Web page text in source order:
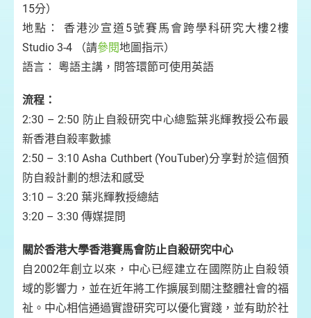
15分）
地點： 香港沙宣道5號賽馬會跨學科研究大樓2樓
Studio 3-4 （請參閱地圖指示）
語言： 粵語主講，問答環節可使用英語
流程：
2:30 – 2:50 防止自殺研究中心總監葉兆輝教授公布最
新香港自殺率數據
2:50 – 3:10 Asha Cuthbert (YouTuber)分享對於這個預
防自殺計劃的想法和感受
3:10 – 3:20 葉兆輝教授總結
3:20 – 3:30 傳媒提問
關於香港大學香港賽馬會防止自殺研究中心
自2002年創立以來，中心已經建立在國際防止自殺領
域的影響力，並在近年將工作擴展到關注整體社會的福
祉。中心相信通過實證研究可以優化實踐，並有助於社